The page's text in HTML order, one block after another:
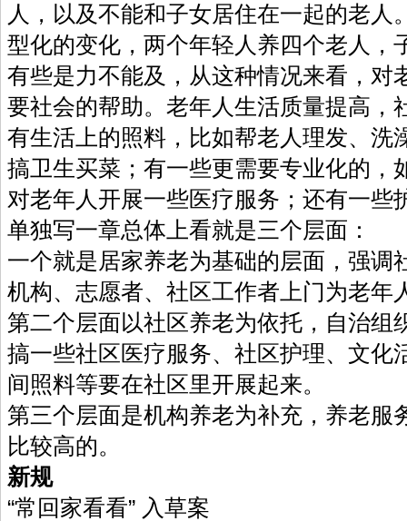
人，以及不能和子女居住在一起的老人
型化的变化，两个年轻人养四个老人，
有些是力不能及，从这种情况来看，对
要社会的帮助。老年人生活质量提高，
有生活上的照料，比如帮老人理发、洗
搞卫生买菜；有一些更需要专业化的，
对老年人开展一些医疗服务；还有
单独写一章总体上看就是三个层面：
一个就是居家养老为基础的层面，强调
机构、志愿者、社区工作者上门为
第二个层面以社区养老为依托，自治组
搞一些社区医疗服务、社区护理、文化
间照料等要在社区里开展起来。
第三个层面是机构养老为补充，养老服
比较高的。
新规
“常回家看看” 入草案